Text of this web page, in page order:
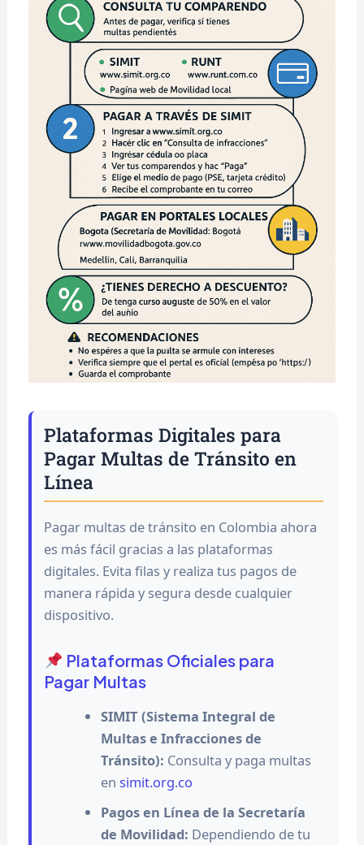
Plataformas Digitales para
Pagar Multas de Tránsito en
Línea
Pagar multas de tránsito en Colombia ahora
es más fácil gracias a las plataformas
digitales. Evita filas y realiza tus pagos de
manera rápida y segura desde cualquier
dispositivo.
Plataformas Oficiales para
Pagar Multas
SIMIT (Sistema Integral de
Multas e Infracciones de
Tránsito): Consulta y paga multas
en simit.org.co
Pagos en Línea de la Secretaría
de Movilidad: Dependiendo de tu